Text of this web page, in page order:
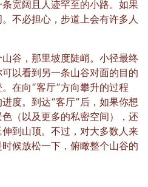
宽阔且人迹罕至的小路。如果
不必担心，步道上会有许多人
谷，那里坡度陡峭。小径最终
以看到另一条山谷对面的目的
在向“客厅”方向攀升的过程
度。到达“客厅”后，如果你想
（以及更多的私密空间），还
到山顶。不过，对大多数人来
候放松一下，俯瞰整个山谷的